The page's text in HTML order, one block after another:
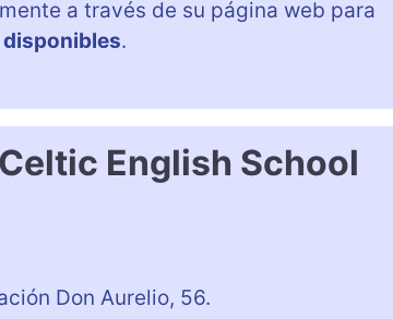
a través de su página web para
.
English School
Don Aurelio, 56.